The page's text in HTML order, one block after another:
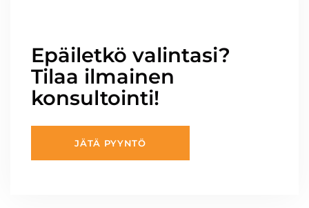
Epäiletkö valintasi?
Tilaa ilmainen
konsultointi!
JÄTÄ PYYNTÖ